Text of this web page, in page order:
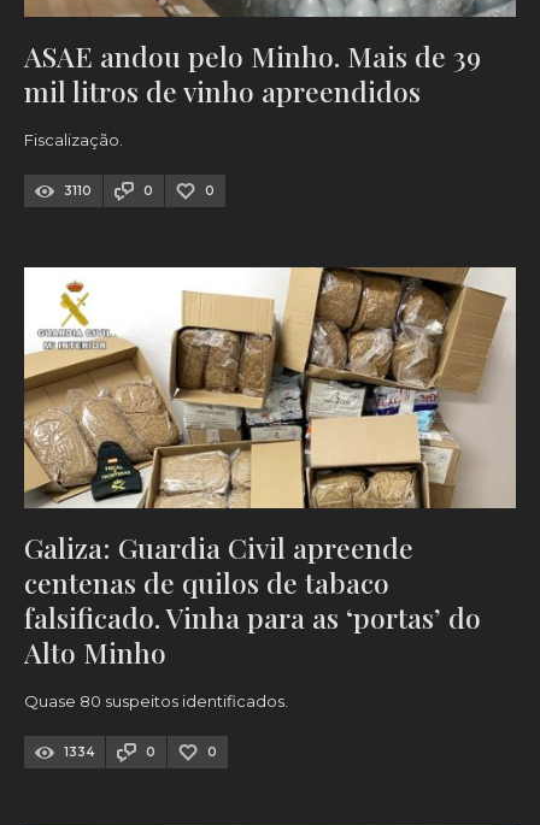
ASAE andou pelo Minho. Mais de 39
mil litros de vinho apreendidos
Fiscalização.
3110 0 0
Galiza: Guardia Civil apreende
centenas de quilos de tabaco
falsificado. Vinha para as ‘portas’ do
Alto Minho
Quase 80 suspeitos identificados.
1334 0 0